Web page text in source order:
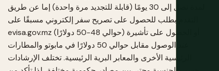
لمدة تصل إلى 30 يومًا (قابلة للتجديد مرة واحدة) إما عن طريق
التقدم بطلب للحصول على تصريح سفر إلكتروني مسبقًا على
evisa.gov.mz (حوالي 48-50 دولارًا) أو الحصول على تأشيرة
عند الوصول مقابل حوالي 50 دولارًا في مابوتو والمطارات
الرئيسية الأخرى والمعابر البرية الرئيسية. تختلف الإرشادات